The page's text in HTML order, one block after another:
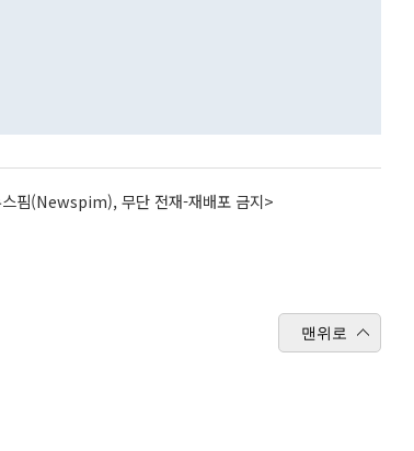
스핌(Newspim), 무단 전재-재배포 금지>
맨위로